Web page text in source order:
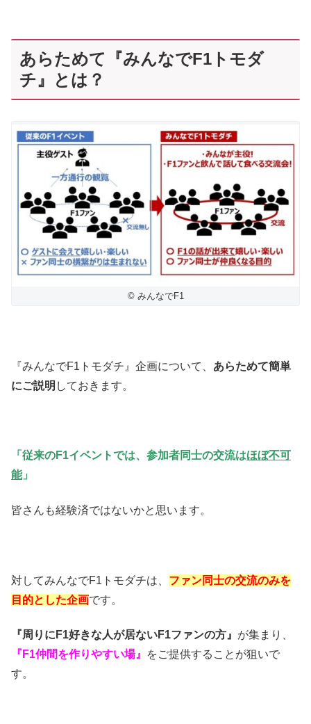
あらためて『みんなでF1トモダ
チ』とは？
© みんなでF1
『みんなでF1トモダチ』企画について、 あらためて簡単
にご説明 しておきます。
「従来のF1イベントでは、参加者同士の交流はほぼ不可
能」
皆さんも経験済ではないかと思います。
対してみんなでF1トモダチは、 ファン同士の交流のみを
目的とした企画です。
『周りにF1好きな人が居ないF1ファンの方』 が集まり、
『F1仲間を作りやすい場』
をご提供することが狙いで
す。